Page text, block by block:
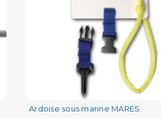
Ardoise sous marine MARES